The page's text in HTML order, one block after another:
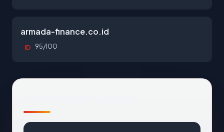
armada-finance.co.id
ID 95/100